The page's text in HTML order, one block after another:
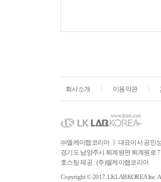
회사소개 이용약관
㈜엘케이랩코리아 ㅣ 대표이사 공민
경기도 남양주시 퇴계원면 퇴계원로
호스팅 제공 : (주)엘케이랩코리아
Copyright © 2017. LKLABKOREA Inc.